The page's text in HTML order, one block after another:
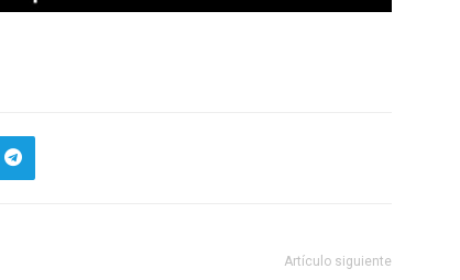
Artículo siguiente